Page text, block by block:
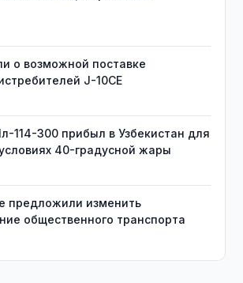
о возможной поставке
J-10CE
114-300 прибыл в Узбекистан для
40-градусной жары
предложили изменить
общественного транспорта